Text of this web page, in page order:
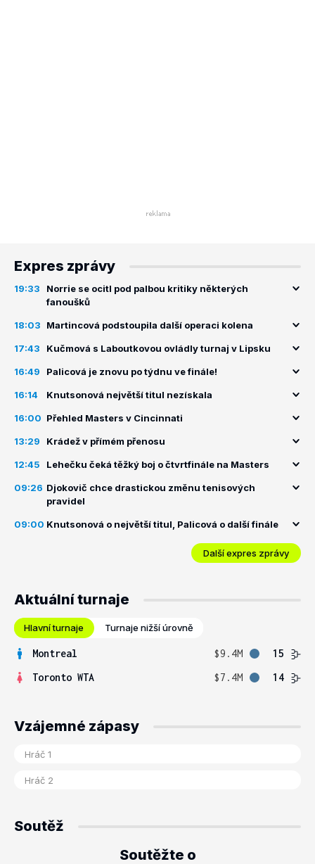
Expres zprávy
19:33
Norrie se ocitl pod palbou kritiky některých
fanoušků
18:03 Martincová podstoupila další operaci kolena
17:43 Kučmová s Laboutkovou ovládly turnaj v Lipsku
16:49 Palicová je znovu po týdnu ve finále!
16:14 Knutsonová největší titul nezískala
16:00 Přehled Masters v Cincinnati
13:29 Krádež v přímém přenosu
12:45 Lehečku čeká těžký boj o čtvrtfinále na Masters
09:26 Djokovič chce drastickou změnu tenisových
pravidel
09:00 Knutsonová o největší titul, Palicová o další finále
Další expres zprávy
Aktuální turnaje
Hlavní turnaje Turnaje nižší úrovně
Montreal $9.4M
15
Toronto WTA
$7.4M 14
Vzájemné zápasy
Soutěž
Soutěžte o